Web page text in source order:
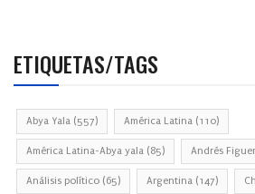
ETIQUETAS/TAGS
Abya Yala (557) América Latina (110)
América Latina-Abya yala (85) Andrés
Análisis político (65) Argentina (147)